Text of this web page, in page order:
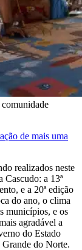
de mais uma
realizados neste
Cascudo: a 13ª
e a 20ª edição
do ano, o clima
municípios, e os
agradável a
do Estado
do Norte.